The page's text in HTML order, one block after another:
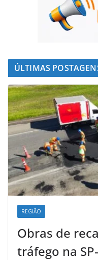
ÚLTIMAS
REGIÃO
Obras de
tráfego na